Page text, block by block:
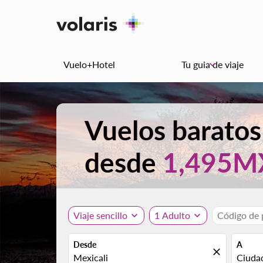
Vuelo+Hotel Tu guia de viaje
keyboard_arrow_down
Vuelos
desde
Viaje sencillo expand_more 1 Adulto expand_more Código de
Desde
close
A